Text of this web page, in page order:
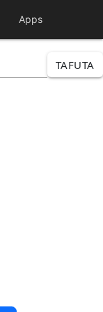
Apps
TAFUTA